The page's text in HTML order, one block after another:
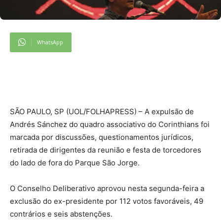
WhatsApp
SÃO PAULO, SP (UOL/FOLHAPRESS) – A expulsão de
Andrés Sánchez do quadro associativo do Corinthians foi
marcada por discussões, questionamentos jurídicos,
retirada de dirigentes da reunião e festa de torcedores
do lado de fora do Parque São Jorge.
O Conselho Deliberativo aprovou nesta segunda-feira a
exclusão do ex-presidente por 112 votos favoráveis, 49
contrários e seis abstenções.